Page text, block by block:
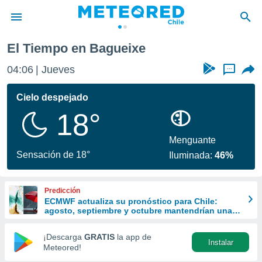
de
por
se
calidad.
a este
las
y
forma
digital
basada
El Tiempo en Bagueixe
04:06 Jueves ...
Cielo despejado
18°
Sensación de 18°
Menguante
Iluminada:46%
Predicción
ECMWF actualiza su pronóstico para Chile:
agosto, septiembre y octubre mantendrían una
¡Descarga GRATIS la app de
Meteored!
Instalar